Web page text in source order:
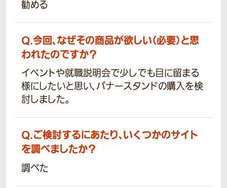
勧める
Q.今回、なぜその商品が欲しい（必要）と思
われたのですか？
イベントや就職説明会で少しでも目に留まる
様にしたいと思い、バナースタンドの購入を検
討しました。
Q.ご検討するにあたり、いくつかのサイト
を調べましたか？
調べた